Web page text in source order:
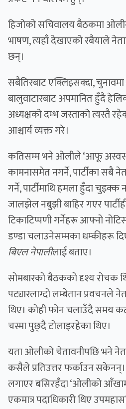
हिजोको सचिवालय बैठकमा
भाषण, त्यहाँ देखाएको रबैयाले
छन्।
सबैतिरबाट एक्लिइसक्दा, चुनावमा
बालुवाटारबाट अपमानित हुँदै
अध्यक्षको दम्भ जस्ताको त्यस्तै
आश्चार्य व्यक्त गरे।
कतिसम्म भने ओलीले ‘आफू
कामनासमेत नगर्ने, पार्टीका सबै
गर्ने, पार्टीमाथि हमला हुँदा चुइक्क
जालझेल नबुझी बाहिर गएर
टिकाटिप्पणी गर्नेहरू आफ्नो
डण्डा चलाउनेसम्मका धम्कीहरू
बिएल नेपालीलाई बताए।
सोमबारको बैठकको दृश्य रोचक
पट्यारलाग्दो लम्बेतान प्रवचनले
थिए। कोही फोन चलाउँदै समय
चस्मा पुछ्दै टोलाइरहेका थिए।
यता ओलीको चेतावनीपछि भने
कसैले प्रतिउत्तर फर्काउन
लगाएर बसिरहँदा ‘ओलीको
एकमात्र पदाधिकारी थिए